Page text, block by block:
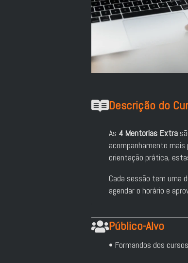
Descrição do
As 4 Mentorias Extra
acompanhamento
orientação prática,
Cada sessão tem uma
agendar o horário e
Público-Alvo
• Formandos dos